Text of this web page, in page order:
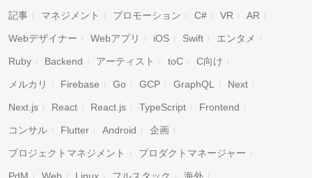
記事 マネジメント プロモーション C# VR AR
Webデザイナー Webアプリ iOS Swift エンタメ
Ruby Backend アーティスト toC C向け
メルカリ Firebase Go GCP GraphQL Next
Next.js React React.js TypeScript Frontend
コンサル Flutter Android 企画
プロジェクトマネジメント プロダクトマネージャー